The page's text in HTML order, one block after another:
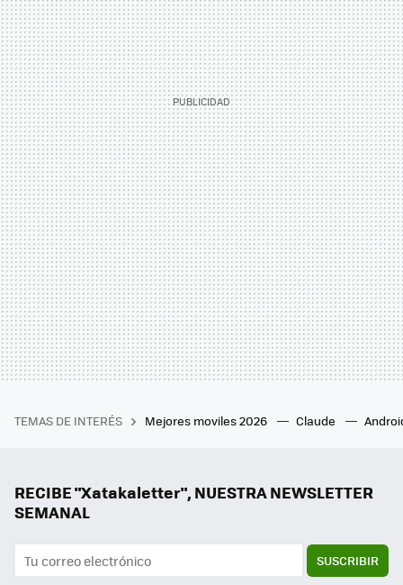
TEMAS DE INTERÉS Mejores moviles 2026 Claude
RECIBE "Xatakaletter", NUESTRA NEWSLETTER
SEMANAL
SUSCRIBIR